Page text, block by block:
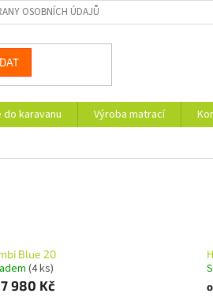
OSOBNÍCH ÚDAJŮ
do karavanu Výroba matrací
Blue 20
(4 ks)
980 Kč